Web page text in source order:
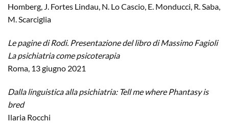
Homberg, J. Fortes Lindau, N. Lo Cascio, E. Monducci, R. Saba,
M. Scarciglia
Le pagine di Rodi. Presentazione del libro di Massimo Fagioli
La psichiatria come psicoterapia
Roma, 13 giugno 2021
Dalla linguistica alla psichiatria: Tell me where Phantasy is
bred
Ilaria Rocchi